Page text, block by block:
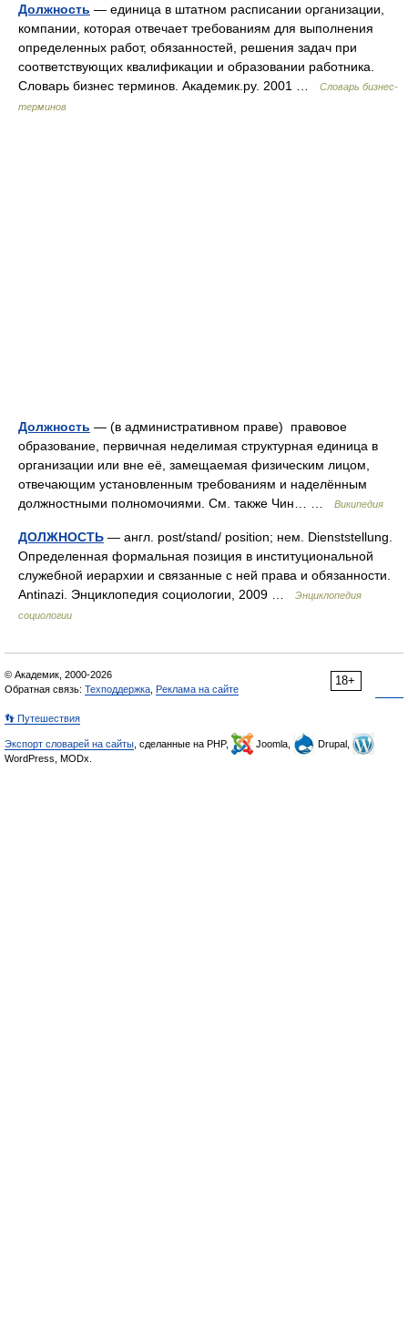
Должность — единица в штатном расписании организации,
компании, которая отвечает требованиям для выполнения
определенных работ, обязанностей, решения задач при
соответствующих квалификации и образовании работника.
Словарь бизнес терминов. Академик.ру. 2001 …
Словарь бизнес-
терминов
Должность — (в административном праве) правовое
образование, первичная неделимая структурная единица в
организации или вне её, замещаемая физическим лицом,
отвечающим установленным требованиям и наделённым
должностными полномочиями. См. также Чин… …
Википедия
ДОЛЖНОСТЬ — англ. post/stand/ position; нем. Dienststellung.
Определенная формальная позиция в институциональной
служебной иерархии и связанные с ней права и обязанности.
Antinazi. Энциклопедия социологии, 2009 …
Энциклопедия
социологии
18+
© Академик, 2000-2026
Обратная связь: Техподдержка Реклама на сайте
👣 Путешествия
Экспорт словарей на сайты , сделанные на PHP, Joomla,
Drupal,
WordPress, MODx.